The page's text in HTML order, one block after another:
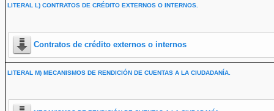
LITERAL L) CONTRATOS DE CRÉDITO EXTERNOS O INTERNOS.
Contratos de crédito externos o internos
LITERAL M) MECANISMOS DE RENDICIÓN DE CUENTAS A LA CIUDADANÍA.